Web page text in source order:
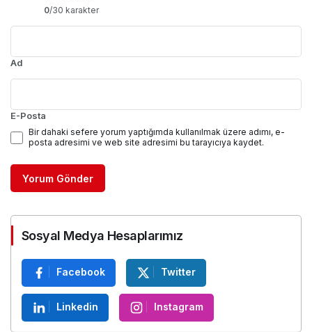
0/30 karakter
Ad
E-Posta
Bir dahaki sefere yorum yaptığımda kullanılmak üzere adımı, e-
posta adresimi ve web site adresimi bu tarayıcıya kaydet.
Yorum Gönder
Sosyal Medya Hesaplarımız
Facebook Twitter
Linkedin Instagram